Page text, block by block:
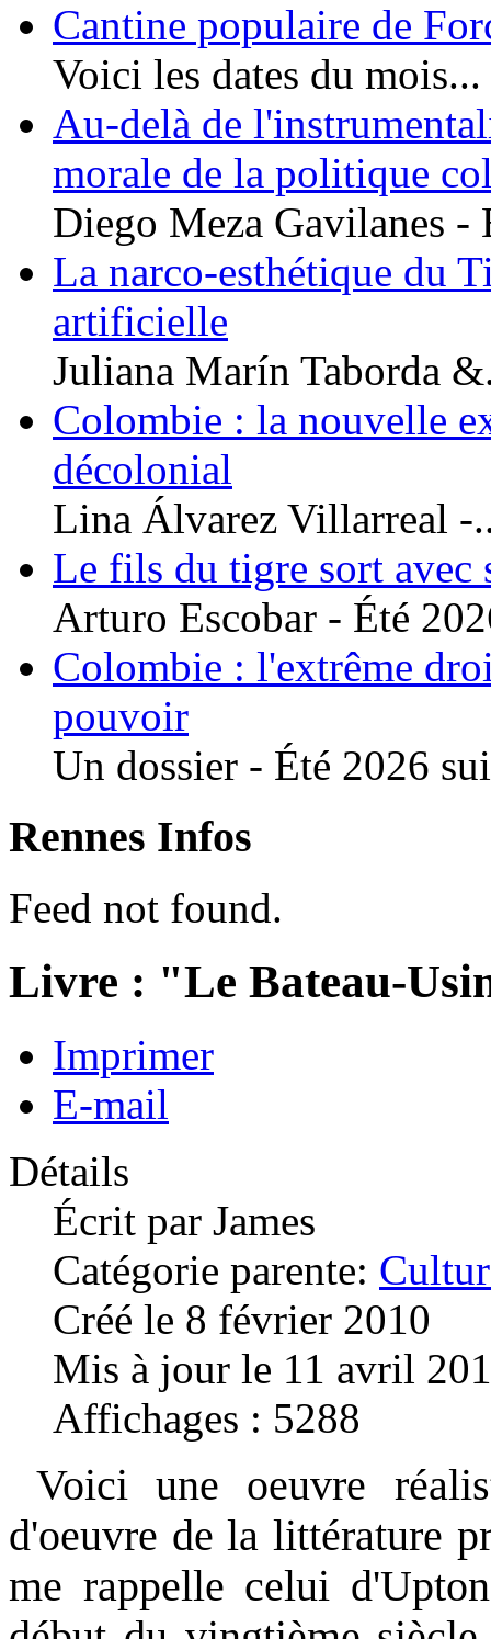
Cantine populaire de
Voici les dates du mois...
Au-delà de
morale de la politique
Diego Meza Gavilanes -
La narco-esthétique du
artificielle
Juliana Marín Taborda
Colombie : la nouvelle
décolonial
Lina Álvarez Villarreal -
Le fils du tigre sort avec
Arturo Escobar - Été
Colombie : l'extrême
pouvoir
Un dossier - Été 2026
Rennes Infos
Feed not found.
Livre : "Le Bateau-
Imprimer
E-mail
Détails
Écrit par James
Catégorie parente:
Créé le 8 février 2010
Mis à jour le 11 avril
Affichages : 5288
Voici une oeuvre
d'oeuvre de la littérature
me rappelle celui